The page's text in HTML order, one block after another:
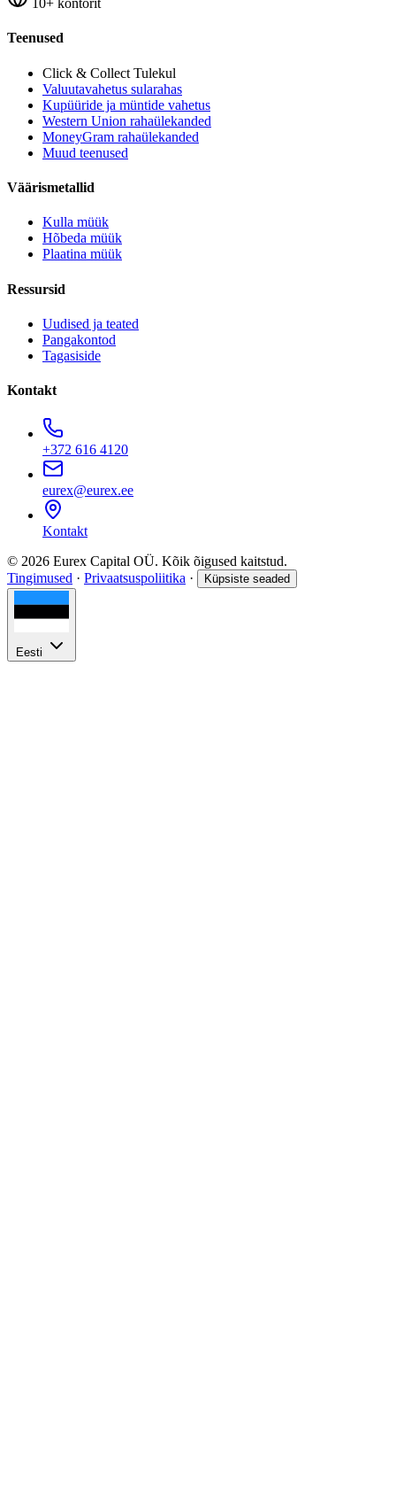
10+ kontorit
Teenused
Click & Collect Tulekul
Valuutavahetus sularahas
Kupüüride ja müntide vahetus
Western Union rahaülekanded
MoneyGram rahaülekanded
Muud teenused
Väärismetallid
Kulla müük
Hõbeda müük
Plaatina müük
Ressursid
Uudised ja teated
Pangakontod
Tagasiside
Kontakt
+372 616 4120
eurex@eurex.ee
Kontakt
© 2026 Eurex Capital OÜ. Kõik õigused kaitstud.
Tingimused · Privaatsuspoliitika · Küpsiste seaded
Eesti